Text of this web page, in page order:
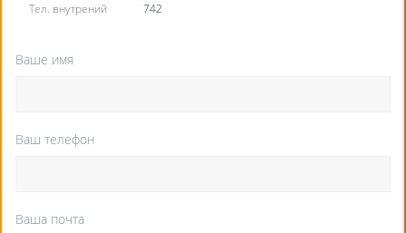
Тел. внутрений
742
Ваше имя
Ваш телефон
Ваша почта